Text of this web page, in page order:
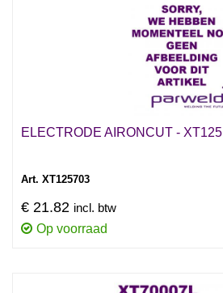
ELECTRODE AIRONCUT - XT125
Art. XT125703
€ 21.82 incl. btw
Op voorraad